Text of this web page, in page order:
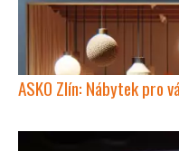
ASKO Zlín: Nábytek pro